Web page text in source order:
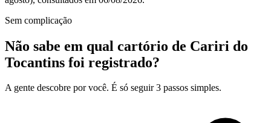
Sem complicação
Não sabe em qual cartório de Cariri do
Tocantins foi registrado?
A gente descobre por você. É só seguir 3 passos simples.